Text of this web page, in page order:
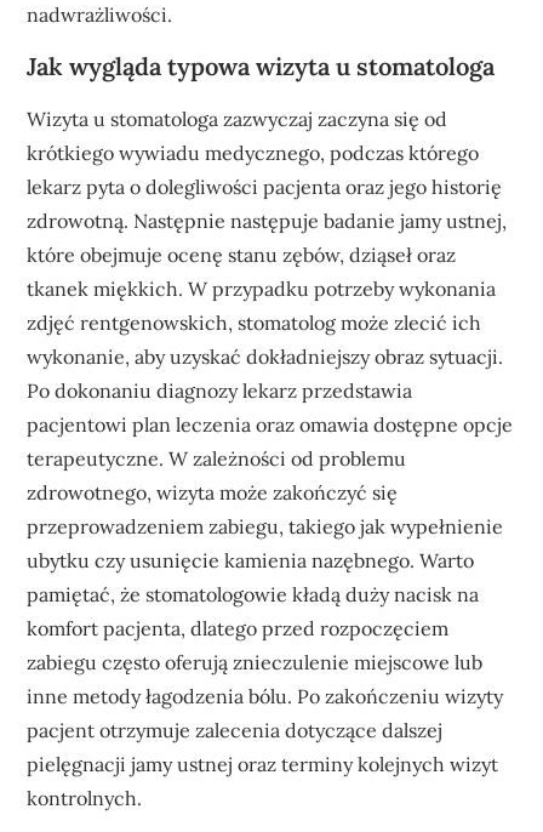
nadwrażliwości.
Jak wygląda typowa wizyta u stomatologa
Wizyta u stomatologa zazwyczaj zaczyna się od
krótkiego wywiadu medycznego, podczas którego
lekarz pyta o dolegliwości pacjenta oraz jego historię
zdrowotną. Następnie następuje badanie jamy ustnej,
które obejmuje ocenę stanu zębów, dziąseł oraz
tkanek miękkich. W przypadku potrzeby wykonania
zdjęć rentgenowskich, stomatolog może zlecić ich
wykonanie, aby uzyskać dokładniejszy obraz sytuacji.
Po dokonaniu diagnozy lekarz przedstawia
pacjentowi plan leczenia oraz omawia dostępne opcje
terapeutyczne. W zależności od problemu
zdrowotnego, wizyta może zakończyć się
przeprowadzeniem zabiegu, takiego jak wypełnienie
ubytku czy usunięcie kamienia nazębnego. Warto
pamiętać, że stomatologowie kładą duży nacisk na
komfort pacjenta, dlatego przed rozpoczęciem
zabiegu często oferują znieczulenie miejscowe lub
inne metody łagodzenia bólu. Po zakończeniu wizyty
pacjent otrzymuje zalecenia dotyczące dalszej
pielęgnacji jamy ustnej oraz terminy kolejnych wizyt
kontrolnych.